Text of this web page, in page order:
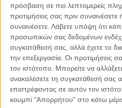
πρόσβαση σε πιο λεπτομερείς
προτιμήσεις σας πριν συναινέσετε
συναινέσετε. Λάβετε υπόψη ότι
προσωπικών σας δεδομένων
συγκατάθεσή σας, αλλά έχετε το
την επεξεργασία. Οι προτιμήσεις
τον ιστότοπο. Μπορείτε να
ανακαλέσετε τη συγκατάθεσή σας
επιστρέφοντας σε αυτόν τον
κουμπί "Απορρήτου" στο κάτω
τεχνητής νοημοσύνης σε
χρησιμοποιεί κατά κόρον,
μεθόδους κυβερνοεπιθέσεων
Το σκηνικό του 1996 – την
μεταξύ Πεκίνου και Ταϊπέι
φαίνεται να επαναλαμβάνεται
άμεσης σύρραξης φαίνεται
όπου συμβαίνουν αυτού του